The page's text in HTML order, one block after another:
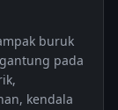
buruk
pada
kendala